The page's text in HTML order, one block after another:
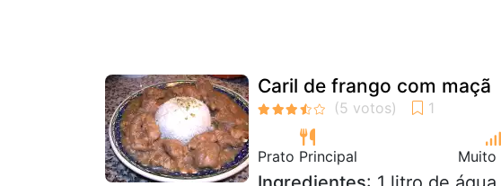
Caril de frango com maçã
Prato Principal Muito